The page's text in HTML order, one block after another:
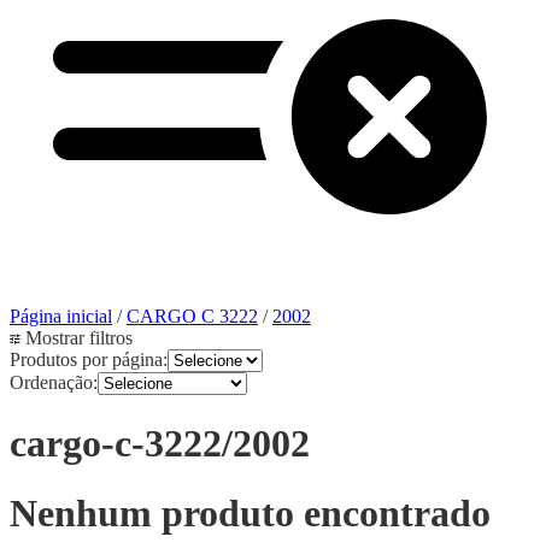
Página inicial /CARGO C 3222 /2002
Mostrar filtros
Produtos por página:
Ordenação:
cargo-c-3222/2002
Nenhum produto encontrado